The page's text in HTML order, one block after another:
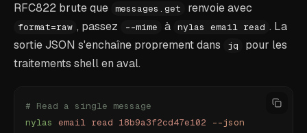
RFC822 brute que messages.get renvoie avec
format=raw , passez --mime à nylas email read . La
sortie JSON s'enchaîne proprement dans
jq
pour les
traitements shell en aval.
# Read a single message
nylas email read 18b9a3f2cd47e102 --json